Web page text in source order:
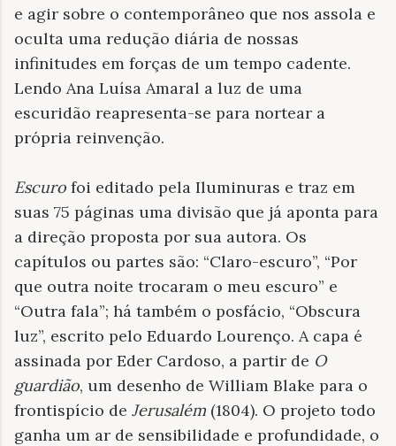
e agir sobre o contemporâneo que nos assola e
oculta uma redução diária de nossas
infinitudes em forças de um tempo cadente.
Lendo Ana Luísa Amaral a luz de uma
escuridão reapresenta-se para nortear a
própria reinvenção.
Escuro foi editado pela Iluminuras e traz em
suas 75 páginas uma divisão que já aponta para
a direção proposta por sua autora. Os
capítulos ou partes são: “Claro-escuro”, “Por
que outra noite trocaram o meu escuro” e
“Outra fala”; há também o posfácio, “Obscura
luz”, escrito pelo Eduardo Lourenço. A capa é
assinada por Eder Cardoso, a partir de O
guardião, um desenho de William Blake para o
frontispício de Jerusalém (1804). O projeto todo
ganha um ar de sensibilidade e profundidade, o